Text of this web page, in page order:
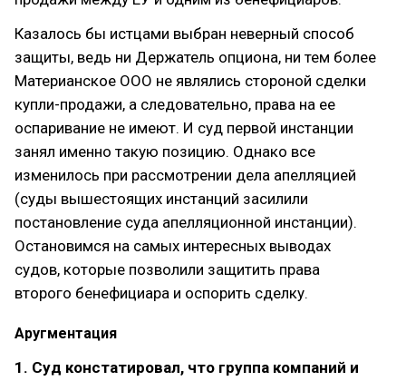
Казалось бы истцами выбран неверный способ
защиты, ведь ни Держатель опциона, ни тем более
Материанское ООО не являлись стороной сделки
купли-продажи, а следовательно, права на ее
оспаривание не имеют. И суд первой инстанции
занял именно такую позицию. Однако все
изменилось при рассмотрении дела апелляцией
(суды вышестоящих инстанций засилили
постановление суда апелляционной инстанции).
Остановимся на самых интересных выводах
судов, которые позволили защитить права
второго бенефициара и оспорить сделку.
Аругментация
1. Суд констатировал, что группа компаний и